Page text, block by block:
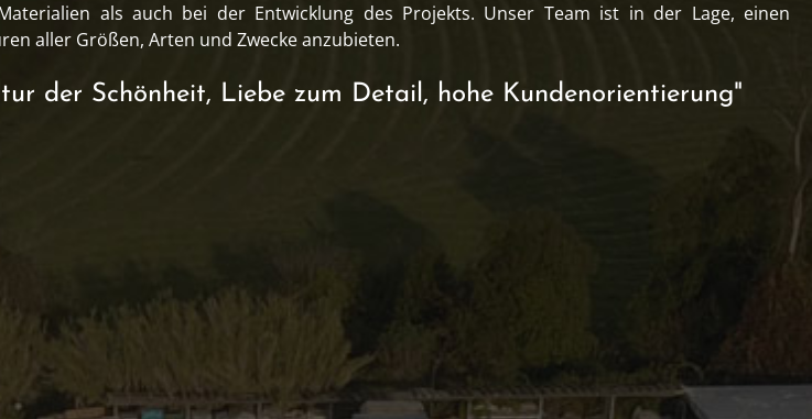
als auch bei der Entwicklung des Projekts. Unser Team ist in der Lage, einen
aller Größen, Arten und Zwecke anzubieten.
der Schönheit, Liebe zum Detail, hohe Kundenorientierung"